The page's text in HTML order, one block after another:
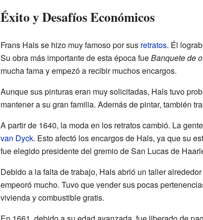
Éxito y Desafíos Económicos
Frans Hals se hizo muy famoso por sus retratos. Él
Su obra más importante de esta época fueBanquete de
mucha fama y empezó a recibir muchos encargos.
Aunque sus pinturas eran muy solicitadas, Hals tuvo
mantener a su gran familia. Además de pintar, también
A partir de 1640, la moda en los retratos cambió. La
van Dyck. Esto afectó los encargos de Hals, ya que su
fue elegido presidente del gremio de San Lucas de
Debido a la falta de trabajo, Hals abrió un taller
empeoró mucho. Tuvo que vender sus pocas
vivienda y combustible gratis.